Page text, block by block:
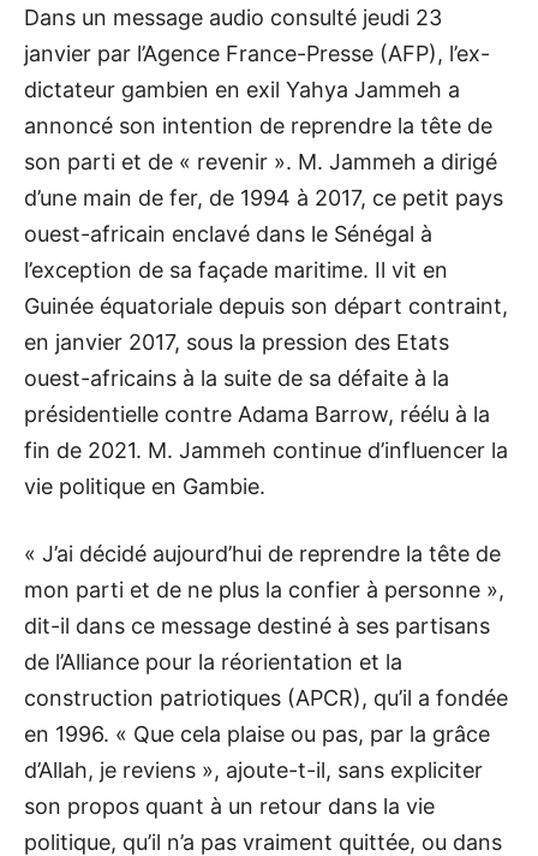
Dans un message audio consulté jeudi 23
janvier par l’Agence France-Presse (AFP), l’ex-
dictateur gambien en exil Yahya Jammeh a
annoncé son intention de reprendre la tête de
son parti et de « revenir ». M. Jammeh a dirigé
d’une main de fer, de 1994 à 2017, ce petit pays
ouest-africain enclavé dans le Sénégal à
l’exception de sa façade maritime. Il vit en
Guinée équatoriale depuis son départ contraint,
en janvier 2017, sous la pression des Etats
ouest-africains à la suite de sa défaite à la
présidentielle contre Adama Barrow, réélu à la
fin de 2021. M. Jammeh continue d’influencer la
vie politique en Gambie.
« J’ai décidé aujourd’hui de reprendre la tête de
mon parti et de ne plus la confier à personne »,
dit-il dans ce message destiné à ses partisans
de l’Alliance pour la réorientation et la
construction patriotiques (APCR), qu’il a fondée
en 1996. « Que cela plaise ou pas, par la grâce
d’Allah, je reviens », ajoute-t-il, sans expliciter
son propos quant à un retour dans la vie
politique, qu’il n’a pas vraiment quittée, ou dans